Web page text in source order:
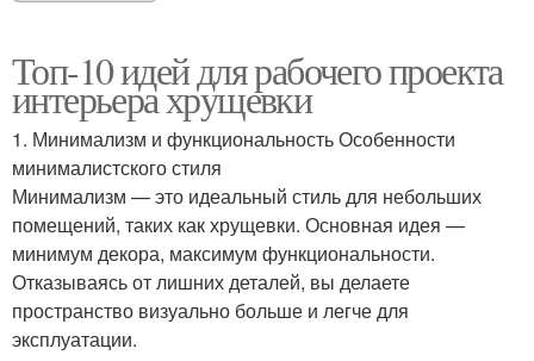
Топ-10 идей для рабочего проекта
интерьера хрущевки
1. Минимализм и функциональность Особенности
минималистского стиля
Минимализм — это идеальный стиль для небольших
помещений, таких как хрущевки. Основная идея —
минимум декора, максимум функциональности.
Отказываясь от лишних деталей, вы делаете
пространство визуально больше и легче для
эксплуатации.